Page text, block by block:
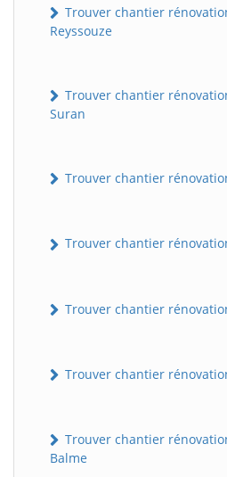
Trouver chantier
Reyssouze
Trouver chantier
Suran
Trouver chantier
Trouver chantier
Trouver chantier
Trouver chantier
Trouver chantier
Balme